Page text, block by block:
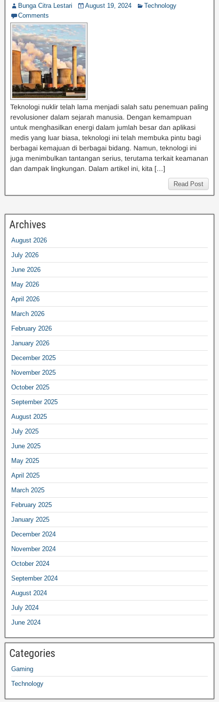
Bunga Citra Lestari August 19, 2024
Technology
Comments
Teknologi nuklir telah lama menjadi salah satu penemuan paling
revolusioner dalam sejarah manusia. Dengan kemampuan
untuk menghasilkan energi dalam jumlah besar dan aplikasi
medis yang luar biasa, teknologi ini telah membuka pintu bagi
berbagai kemajuan di berbagai bidang. Namun, teknologi ini
juga menimbulkan tantangan serius, terutama terkait keamanan
dan dampak lingkungan. Dalam artikel ini, kita […]
Read Post
Archives
August 2026
July 2026
June 2026
May 2026
April 2026
March 2026
February 2026
January 2026
December 2025
November 2025
October 2025
September 2025
August 2025
July 2025
June 2025
May 2025
April 2025
March 2025
February 2025
January 2025
December 2024
November 2024
October 2024
September 2024
August 2024
July 2024
June 2024
Categories
Gaming
Technology